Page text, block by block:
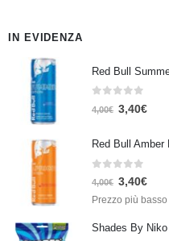
IN EVIDENZA
Red Bull
Su 5
4,00€ 3,40€
Su 5
4,00€ 3,40€
Prezzo più
Shades By